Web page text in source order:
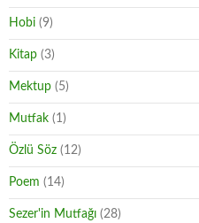
Hobi (9)
Kitap (3)
Mektup (5)
Mutfak (1)
Özlü Söz (12)
Poem (14)
Sezer'in Mutfağı (28)